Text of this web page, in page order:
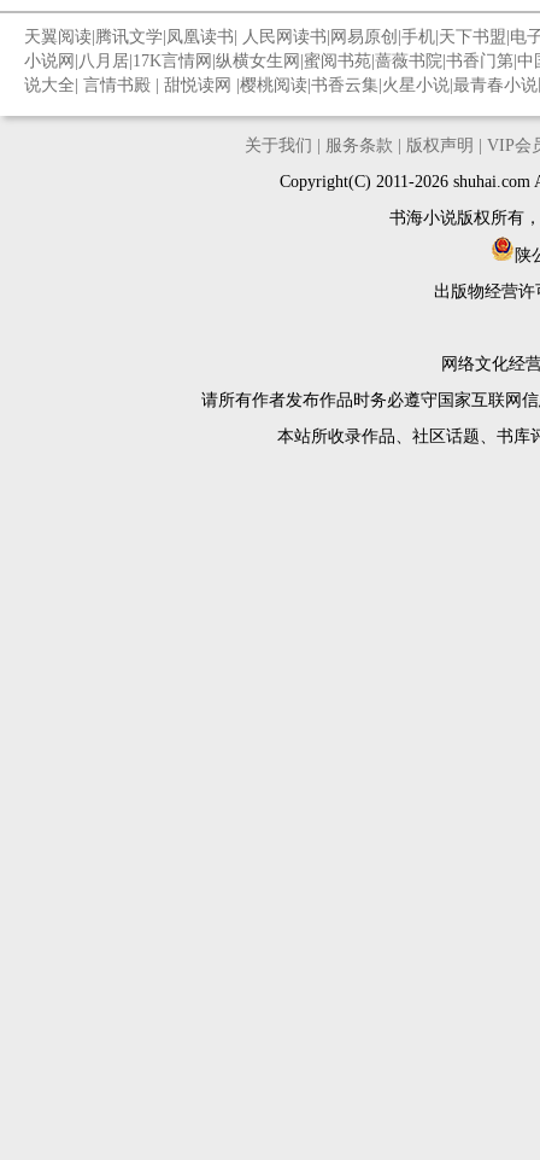
天翼阅读 腾讯文学 凤凰读书 人民网读书 网易原创 手机 天下书盟 电
小说网 八月居 17K言情网 纵横女生网 蜜阅书苑 蔷薇书院 书香门第 中
说大全 言情书殿 甜悦读网 樱桃阅读 书香云集 火星小说 最青春小
关于我们 服务条款 版权声明
VIP会
Copyright(C) 2011-2026
书海小说版权所有
陕
出版物经营许
网络文化经
请所有作者发布作品时务必遵守国家互联网
本站所收录作品、社区话题、书库